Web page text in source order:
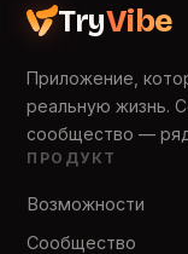
TryVibe
Приложение,
реальную жизнь.
сообщество —
ПРОДУКТ
Возможности
Сообщество